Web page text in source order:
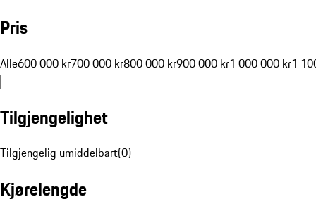
Pris
Alle600 000 kr700 000 kr800 000 kr900 000 kr1 000 000 kr1
Tilgjengelighet
Tilgjengelig umiddelbart(0)
Kjørelengde